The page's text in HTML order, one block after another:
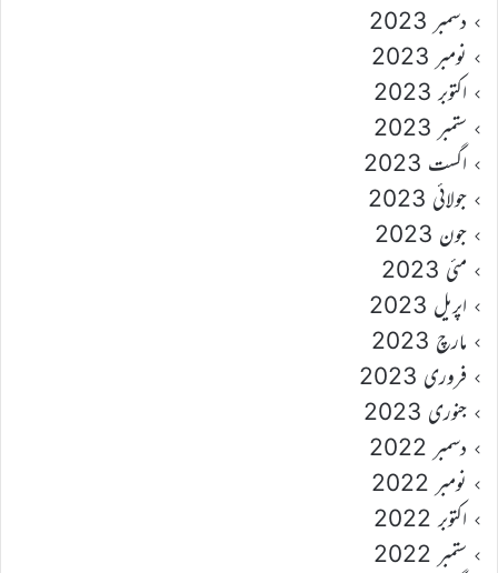
دسمبر 2023
نومبر 2023
اکتوبر 2023
ستمبر 2023
اگست 2023
جولائی 2023
جون 2023
مئی 2023
اپریل 2023
مارچ 2023
فروری 2023
جنوری 2023
دسمبر 2022
نومبر 2022
اکتوبر 2022
ستمبر 2022